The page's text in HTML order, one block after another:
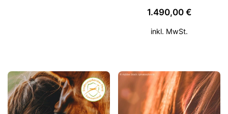
1.490,00 €
inkl. MwSt.